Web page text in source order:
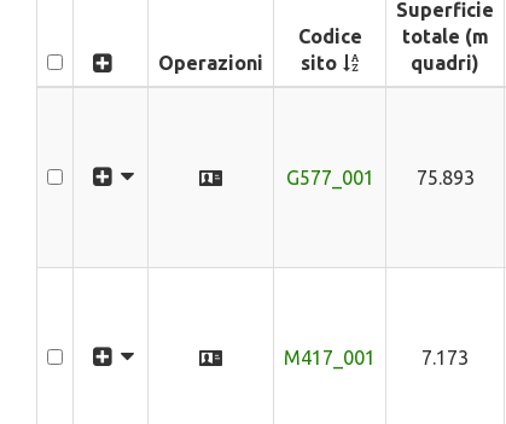
Operazioni
Codice
sito
Superficie
totale (m
quadri)
G577_001 75.893
M417_001 7.173